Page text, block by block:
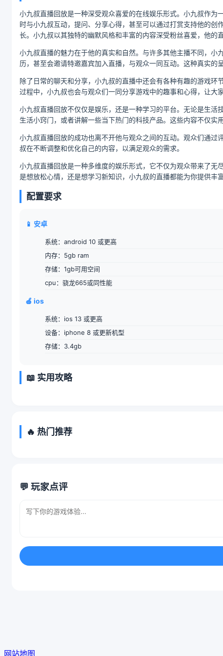
小九叔直播回放是一种深受观众喜爱的在线娱乐形式。小九叔作
时与小九叔互动，提问、分享心得，甚至可以通过打赏支持他的
长。小九叔以其独特的幽默风格和丰富的内容深受粉丝喜爱，他的
小九叔直播的魅力在于他的真实和自然。与许多其他主播不同，
历，甚至会邀请特邀嘉宾加入直播，与观众一同互动。这种真实的
除了日常的聊天和分享，小九叔的直播中还会有各种有趣的游戏
过程中，小九叔也会与观众们一同分享游戏中的趣事和心得，让大
小九叔直播回放不仅仅是娱乐，还是一种学习的平台。无论是生
生活小窍门，或者讲解一些当下热门的科技产品。这些内容不仅实
小九叔直播回放的成功也离不开他与观众之间的互动。观众们通
叔在不断调整和优化自己的内容，以满足观众的需求。
小九叔直播回放是一种多维度的娱乐形式，它不仅为观众带来了
是想放松心情，还是想学习新知识，小九叔的直播都能为你提供丰
配置要求
📱 安卓
系统：android 10 或更高
内存：5gb ram
存储：1gb可用空间
cpu：骁龙665或同性能
🍎 ios
系统：ios 13 或更高
设备：iphone 8 或更新机型
存储：3.4gb
📖 实用攻略
🔥 热门推荐
💬 玩家点评
网站地图